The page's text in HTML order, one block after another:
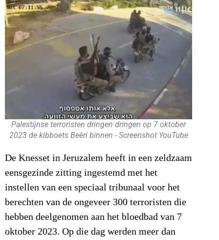
Palestijnse terroristen dringen dringen op 7 oktober
2023 de kibboets Beëri binnen - Screenshot YouTube
De Knesset in Jeruzalem heeft in een zeldzaam
eensgezinde zitting ingestemd met het
instellen van een speciaal tribunaal voor het
berechten van de ongeveer 300 terroristen die
hebben deelgenomen aan het bloedbad van 7
oktober 2023. Op die dag werden meer dan